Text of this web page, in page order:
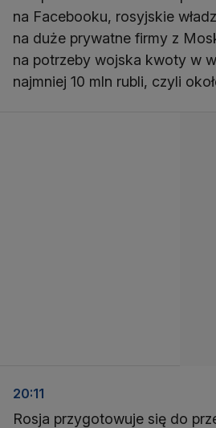
na Facebooku, rosyjskie
na duże prywatne firmy z
na potrzeby wojska kwoty w
najmniej 10 mln rubli, czyli
20:11
Rosja przygotowuje się do